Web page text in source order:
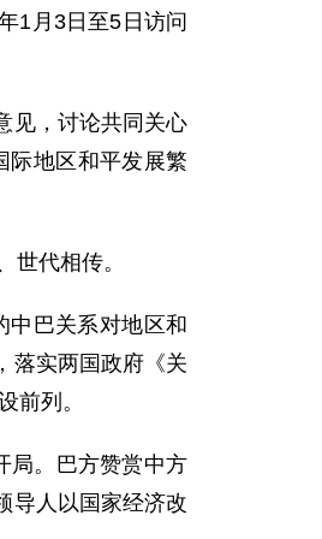
1月3日至5日访问
见，讨论共同关心
际地区和平发展繁
代相传。
中巴关系对地区和
落实两国政府《关
前列。
局。巴方赞赏中方
导人以国家经济改